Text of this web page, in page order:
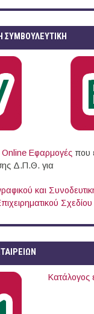
ΣΥΜΒΟΥΛΕΥΤΙΚΉ
Online Eφαρμογές που
Δ.Π.Θ. για
και
Σχεδίου
Κατάλογος